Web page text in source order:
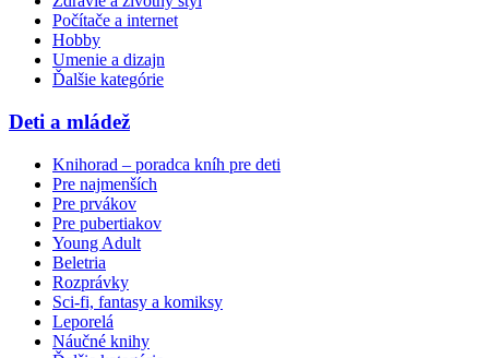
Počítače a internet
Hobby
Umenie a dizajn
Ďalšie kategórie
Deti a mládež
Knihorad – poradca kníh pre deti
Pre najmenších
Pre prvákov
Pre pubertiakov
Young Adult
Beletria
Rozprávky
Sci-fi, fantasy a komiksy
Leporelá
Náučné knihy